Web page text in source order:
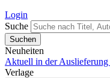
Login
Suche
Neuheiten
Aktuell in der Auslieferung
Verlage